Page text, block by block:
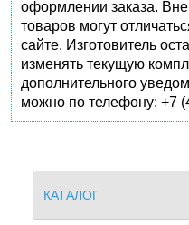
оформлении заказа.
товаров могут
сайте. Изготовитель
изменять текущую
дополнительного
можно по телефону: +7
КАТАЛОГ